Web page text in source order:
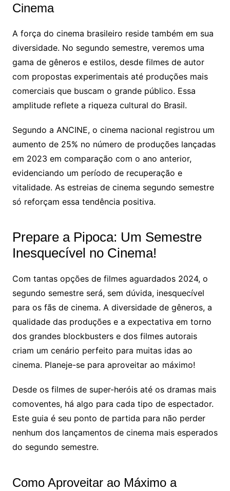
Cinema
A força do cinema brasileiro reside também em sua
diversidade. No segundo semestre, veremos uma
gama de gêneros e estilos, desde filmes de autor
com propostas experimentais até produções mais
comerciais que buscam o grande público. Essa
amplitude reflete a riqueza cultural do Brasil.
Segundo a ANCINE, o cinema nacional registrou um
aumento de 25% no número de produções lançadas
em 2023 em comparação com o ano anterior,
evidenciando um período de recuperação e
vitalidade. As estreias de cinema segundo semestre
só reforçam essa tendência positiva.
Prepare a Pipoca: Um Semestre
Inesquecível no Cinema!
Com tantas opções de filmes aguardados 2024, o
segundo semestre será, sem dúvida, inesquecível
para os fãs de cinema. A diversidade de gêneros, a
qualidade das produções e a expectativa em torno
dos grandes blockbusters e dos filmes autorais
criam um cenário perfeito para muitas idas ao
cinema. Planeje-se para aproveitar ao máximo!
Desde os filmes de super-heróis até os dramas mais
comoventes, há algo para cada tipo de espectador.
Este guia é seu ponto de partida para não perder
nenhum dos lançamentos de cinema mais esperados
do segundo semestre.
Como Aproveitar ao Máximo a